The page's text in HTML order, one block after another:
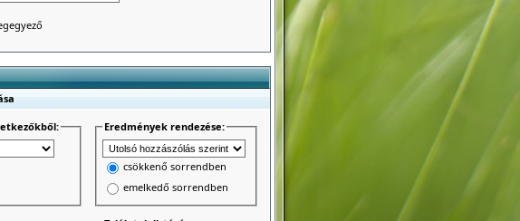
Eredmények rendezése:
csökkenő sorrendben
emelkedő sorrendben